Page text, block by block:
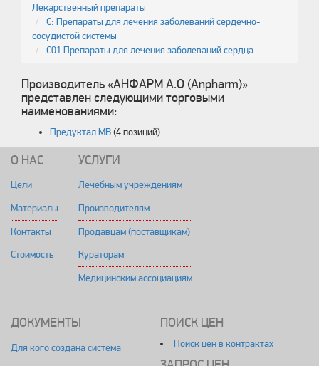
Лекарственный препараты
C: Препараты для лечения заболеваний сердечно-
сосудистой системы
C01 Препараты для лечения заболеваний сердца
Производитель «АНФАРМ А.О (Anpharm)»
представлен следующими торговыми
наименованиями:
Предуктал МВ(4 позиций)
О НАС
Цели
Материалы
Контакты
Стоимость
УСЛУГИ
Лечебным учреждениям
Производителям
Продавцам (поставщикам)
Кураторам
Медицинским ассоциациям
ДОКУМЕНТЫ
Для кого создана система
ПОИСК ЦЕН
Поиск цен в контрактах